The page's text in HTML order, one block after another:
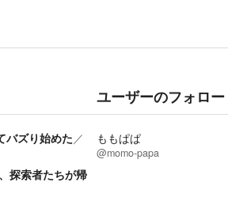
バズり始めた／
探索者たちが帰
ユーザーのフォロー
ももぱぱ
@momo-papa